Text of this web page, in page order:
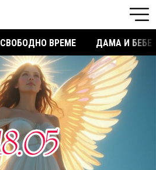
СВОБОДНО ВРЕМЕ ДАМА И БЕБЕ